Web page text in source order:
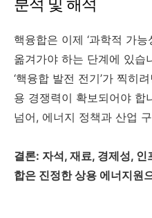
분석 및 해석
핵융합은 이제 ‘과학적 가능
옮겨가야 하는 단계에 있습
‘핵융합 발전 전기’가 찍히
용 경쟁력이 확보되어야 합
넘어, 에너지 정책과 산업
결론: 자석, 재료, 경제성,
합은 진정한 상용 에너지원